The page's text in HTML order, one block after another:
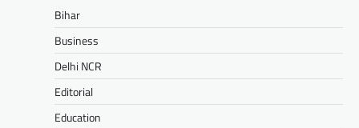
Bihar
Business
Delhi NCR
Editorial
Education